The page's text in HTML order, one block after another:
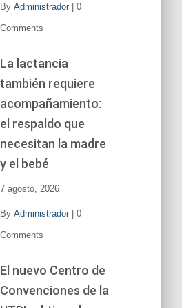
By Administrador| 0
Comments
La lactancia
también requiere
acompañamiento:
el respaldo que
necesitan la madre
y el bebé
7 agosto, 2026
By Administrador| 0
Comments
El nuevo Centro de
Convenciones de la